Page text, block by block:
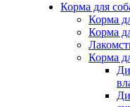
Корма для
Корма
Корма
Корма